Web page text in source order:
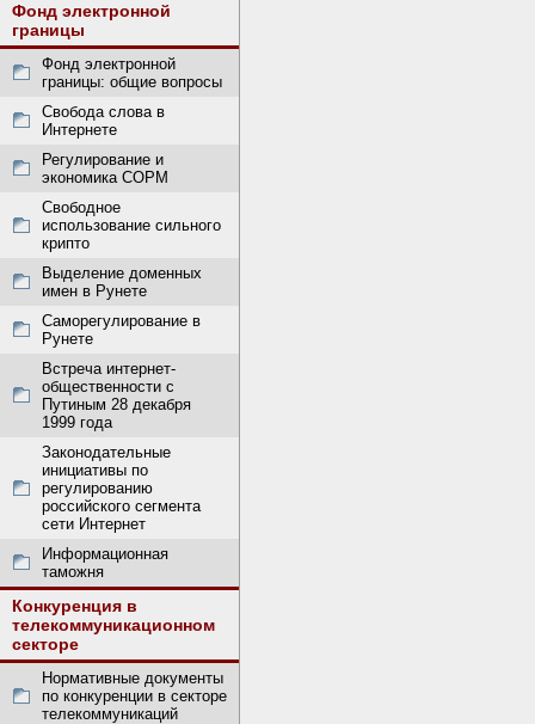
Фонд электронной
границы
Фонд электронной
границы: общие вопросы
Свобода слова в
Интернете
Регулирование и
экономика СОРМ
Свободное
использование сильного
крипто
Выделение доменных
имен в Рунете
Саморегулирование в
Рунете
Встреча интернет-
общественности с
Путиным 28 декабря
1999 года
Законодательные
инициативы по
регулированию
российского сегмента
сети Интернет
Информационная
таможня
Конкуренция в
телекоммуникационном
секторе
Нормативные документы
по конкуренции в секторе
телекоммуникаций